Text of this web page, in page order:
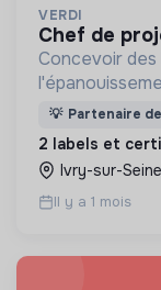
VERDI
chef de
Concevoir
leur
💡 Partenaire
2 labels et
Ivry-sur-
Il y a 1 mois